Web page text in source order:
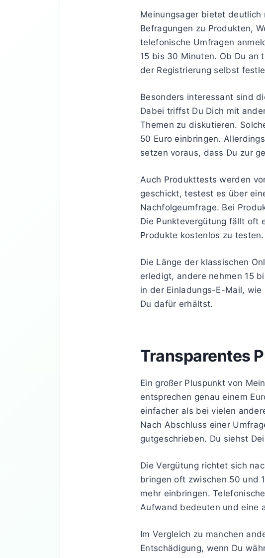
Meinungsager bietet deutlich
Befragungen zu Produkten,
telefonische Umfragen
15 bis 30 Minuten. Ob Du an
der Registrierung selbst
Besonders interessant sind
Dabei triffst Du Dich mit
Themen zu diskutieren.
50 Euro einbringen.
setzen voraus, dass Du zur
Auch Produkttests werden
geschickt, testest es über
Nachfolgeumfrage. Bei
Die Punktevergütung fällt oft
Produkte kostenlos zu testen.
Die Länge der klassischen
erledigt, andere nehmen 15
in der Einladungs-E-Mail,
Du dafür erhältst.
Transparentes
Ein großer Pluspunkt von
entsprechen genau einem
einfacher als bei vielen
Nach Abschluss einer
gutgeschrieben. Du siehst
Die Vergütung richtet sich
bringen oft zwischen 50 und
mehr einbringen.
Aufwand bedeuten und eine
Im Vergleich zu manchen
Entschädigung, wenn Du